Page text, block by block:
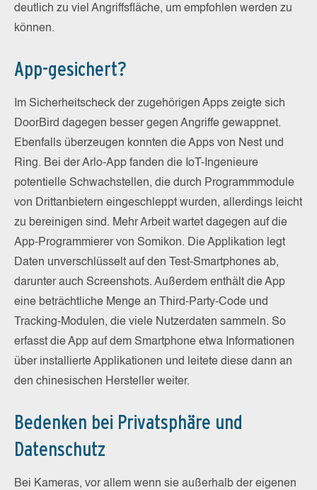
deutlich zu viel Angriffsfläche, um empfohlen werden zu
können.
App-gesichert?
Im Sicherheitscheck der zugehörigen Apps zeigte sich
DoorBird dagegen besser gegen Angriffe gewappnet.
Ebenfalls überzeugen konnten die Apps von Nest und
Ring. Bei der Arlo-App fanden die IoT-Ingenieure
potentielle Schwachstellen, die durch Programmmodule
von Drittanbietern eingeschleppt wurden, allerdings leicht
zu bereinigen sind. Mehr Arbeit wartet dagegen auf die
App-Programmierer von Somikon. Die Applikation legt
Daten unverschlüsselt auf den Test-Smartphones ab,
darunter auch Screenshots. Außerdem enthält die App
eine beträchtliche Menge an Third-Party-Code und
Tracking-Modulen, die viele Nutzerdaten sammeln. So
erfasst die App auf dem Smartphone etwa Informationen
über installierte Applikationen und leitete diese dann an
den chinesischen Hersteller weiter.
Bedenken bei Privatsphäre und
Datenschutz
Bei Kameras, vor allem wenn sie außerhalb der eigenen